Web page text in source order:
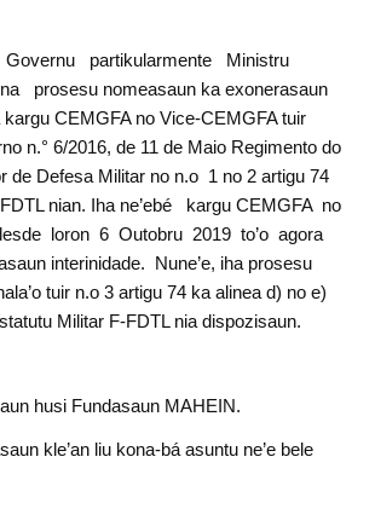
partikularmente Ministru
prosesu nomeasaun ka exonerasaun
CEMGFA no Vice-CEMGFA tuir
n.° 6/2016, de 11 de Maio Regimento do
de Defesa Militar no n.o 1 no 2 artigu 74
nian. Iha ne’ebé kargu CEMGFA no
loron 6 Outobru 2019 to’o agora
interinidade. Nune’e, iha prosesu
tuir n.o 3 artigu 74 ka alinea d) no e)
Militar F-FDTL nia dispozisaun.
husi Fundasaun MAHEIN.
kle’an liu kona-bá asuntu ne’e bele